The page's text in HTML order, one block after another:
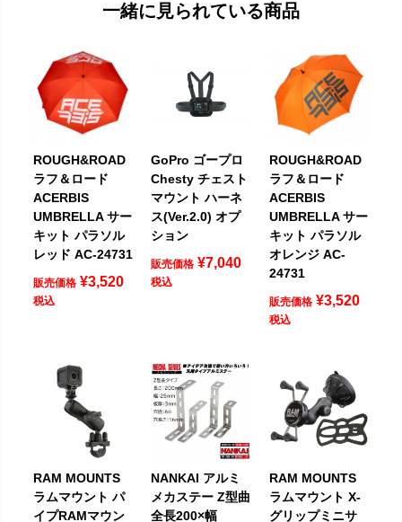
一緒に見られている商品
ROUGH&ROAD
ラフ＆ロード
ACERBIS
UMBRELLA サー
キット パラソル
レッド AC-24731
販売価格 ¥3,520
税込
GoPro ゴープロ
Chesty チェスト
マウント ハーネ
ス(Ver.2.0) オプ
ション
販売価格 ¥7,040
税込
ROUGH&ROAD
ラフ＆ロード
ACERBIS
UMBRELLA サー
キット パラソル
オレンジ AC-
24731
販売価格 ¥3,520
税込
RAM MOUNTS
ラムマウント パ
イプRAMマウン
NANKAI アルミ
メカステー Z型曲
全長200×幅
RAM MOUNTS
ラムマウント X-
グリップミニサ